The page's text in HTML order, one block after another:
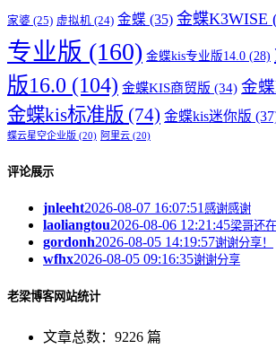
家婆 (25) 虚拟机 (24) 金蝶 (35) 金蝶K3WISE
专业版 (160) 金蝶kis专业版14.0 (28)
版16.0 (104) 金蝶KIS商贸版 (34) 金
金蝶kis标准版 (74) 金蝶kis迷你版
蝶云星空企业版 (20) 阿里云 (20)
评论展示
jnleeht2026-08-07 16:07:51 感谢感谢
laoliangtou2026-08-06 12:21:45梁哥还
gordonh2026-08-05 14:19:57谢谢分享！
wfhx2026-08-05 09:16:35谢谢分享
老梁博客网站统计
文章总数：9226 篇